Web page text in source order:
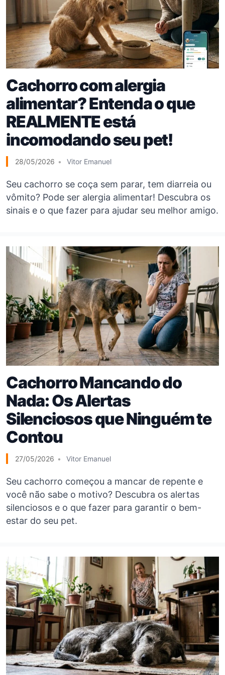
Cachorro com alergia
alimentar? Entenda o que
REALMENTE está
incomodando seu pet!
28/05/2026 Vitor Emanuel
Seu cachorro se coça sem parar, tem diarreia ou
vômito? Pode ser alergia alimentar! Descubra os
sinais e o que fazer para ajudar seu melhor amigo.
Cachorro Mancando do
Nada: Os Alertas
Silenciosos que Ninguém te
Contou
27/05/2026 Vitor Emanuel
Seu cachorro começou a mancar de repente e
você não sabe o motivo? Descubra os alertas
silenciosos e o que fazer para garantir o bem-
estar do seu pet.